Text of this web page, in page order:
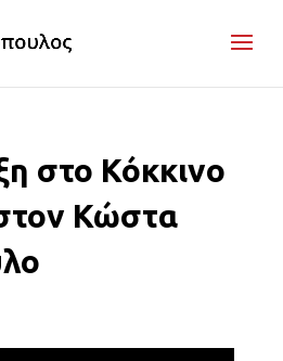
στο Κόκκινο
Κώστα